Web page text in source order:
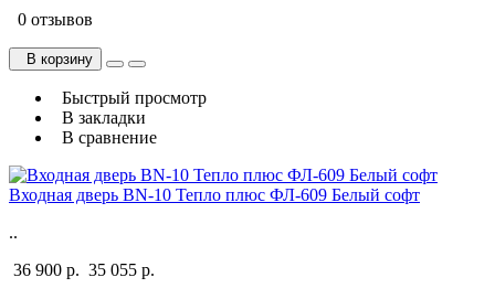
0 отзывов
В корзину
Быстрый просмотр
В закладки
В сравнение
Входная дверь BN-10 Тепло плюс ФЛ-609 Белый софт
..
36 900 р. 35 055 р.